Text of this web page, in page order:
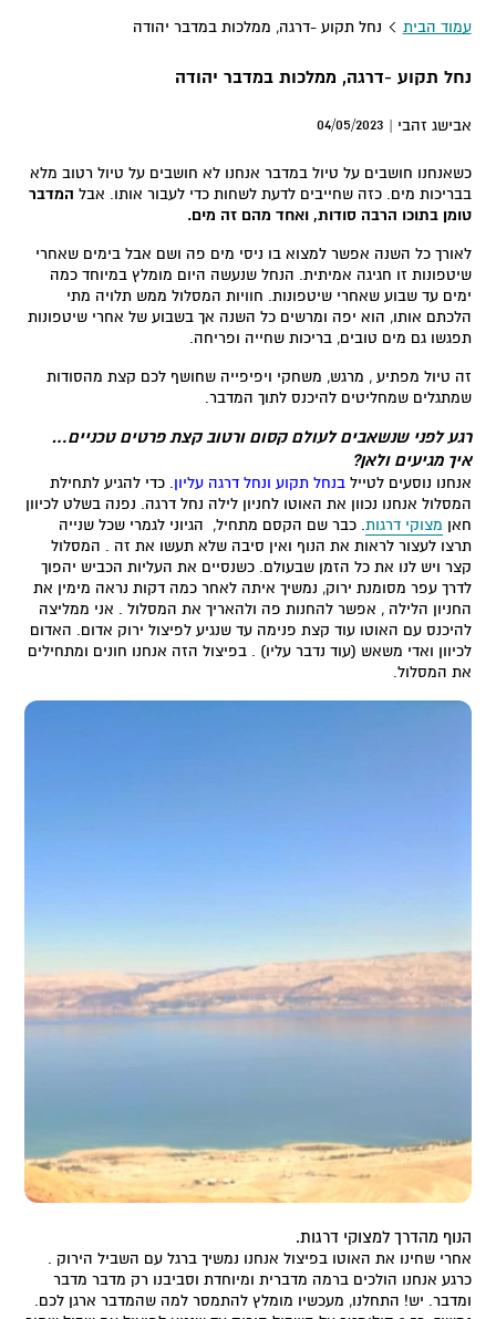
עמוד הבית נחל תקוע -דרגה, ממלכות במדבר יהודה
נחל תקוע -דרגה, ממלכות במדבר יהודה
אבישג זהבי | 04/05/2023
כשאנחנו חושבים על טיול במדבר אנחנו לא חושבים על טיול רטוב מלא
בבריכות מים. כזה שחייבים לדעת לשחות כדי לעבור אותו. אבל המדבר
טומן בתוכו הרבה סודות, ואחד מהם זה מים.
לאורך כל השנה אפשר למצוא בו ניסי מים פה ושם אבל בימים שאחרי
שיטפונות זו חגיגה אמיתית. הנחל שנעשה היום מומלץ במיוחד כמה
ימים עד שבוע שאחרי שיטפונות. חוויות המסלול ממש תלויה מתי
הלכתם אותו, הוא יפה ומרשים כל השנה אך בשבוע של אחרי שיטפונות
תפגשו גם מים טובים, בריכות שחייה ופריחה.
זה טיול מפתיע , מרגש, משחקי ויפיפייה שחושף לכם קצת מהסודות
שמתגלים שמחליטים להיכנס לתוך המדבר.
רגע לפני שנשאבים לעולם קסום ורטוב קצת פרטים טכניים…
איך מגיעים ולאן?
אנחנו נוסעים לטיילבנחל תקוע ונחל דרגה עליון. כדי להגיע לתחילת
המסלול אנחנו נכוון את האוטו לחניון לילה נחל דרגה. נפנה בשלט לכיוון
חאן מצוקי דרגות. כבר שם הקסם מתחיל, הגיוני לגמרי שכל שנייה
תרצו לעצור לראות את הנוף ואין סיבה שלא תעשו את זה . המסלול
קצר ויש לנו את כל הזמן שבעולם. כשנסיים את העליות הכביש יהפוך
לדרך עפר מסומנת ירוק, נמשיך איתה לאחר כמה דקות נראה מימין את
החניון הלילה , אפשר להחנות פה ולהאריך את המסלול . אני ממליצה
להיכנס עם האוטו עוד קצת פנימה עד שנגיע לפיצול ירוק אדום. האדום
לכיוון ואדי משאש (עוד נדבר עליו) . בפיצול הזה אנחנו חונים ומתחילים
את המסלול.
הנוף מהדרך למצוקי דרגות.
אחרי שחינו את האוטו בפיצול אנחנו נמשיך ברגל עם השביל הירוק .
כרגע אנחנו הולכים ברמה מדברית ומיוחדת וסביבנו רק מדבר מדבר
ומדבר. יש! התחלנו, מעכשיו מומלץ להתמסר למה שהמדבר ארגן לכם.